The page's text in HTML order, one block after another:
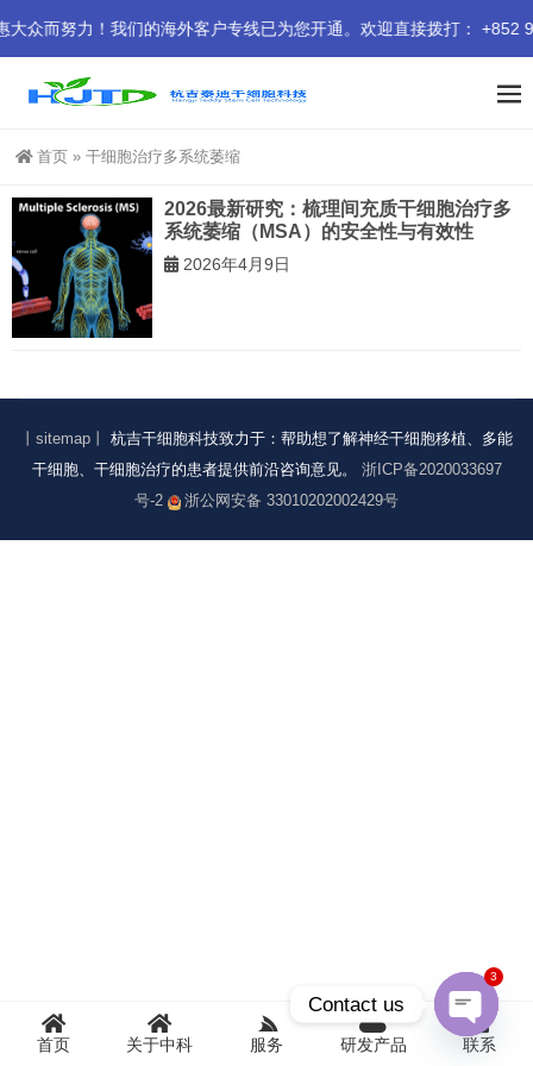
众而努力！我们的海外客户专线已为您开通。欢迎直接拨打： +852
首页 » 干细胞治疗多系统萎缩
2026最新研究：梳理间充质干细胞治疗多
系统萎缩（MSA）的安全性与有效性
2026年4月9日
丨sitemap丨
杭吉干细胞科技致力于：帮助想了解神经干细胞移植、多能
干细胞、干细胞治疗的患者提供前沿咨询意见。 浙ICP备2020033697
号-2
浙公网安备 33010202002429号
首页 关于中科 服务 研发产品 联系
Contact us
Open
3